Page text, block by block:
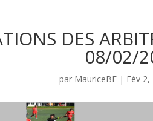
DES
08/02/
par MauriceBF | Fév 2,